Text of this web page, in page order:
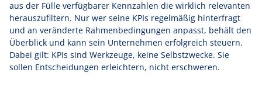
aus der Fülle verfügbarer Kennzahlen die wirklich relevanten
herauszufiltern. Nur wer seine KPIs regelmäßig hinterfragt
und an veränderte Rahmenbedingungen anpasst, behält den
Überblick und kann sein Unternehmen erfolgreich steuern.
Dabei gilt: KPIs sind Werkzeuge, keine Selbstzwecke. Sie
sollen Entscheidungen erleichtern, nicht erschweren.